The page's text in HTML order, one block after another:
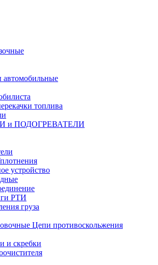
автомобильные
топлива
и ПОДОГРЕВАТЕЛИ
устройство
РТИ
груза
Цепи противоскольжения
и скребки